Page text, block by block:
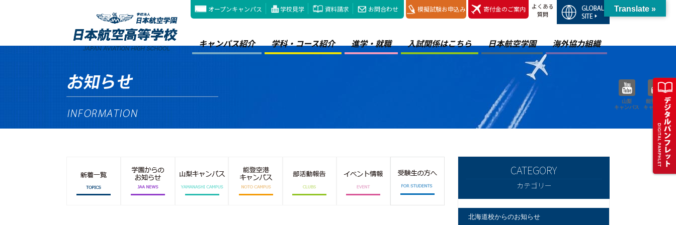
オープンキャンパス 学校見学 資料請求 お問合わせ 模擬試験お申込み 寄付金のご案内
よくある
質問
キャンパス紹介 学科・コース紹介 進学・就職 入試関係はこちら 日本航空学園 海外協力組織
山梨
キャンパス
能登空港
キャンパス
カテゴリー
北海道校からのお知らせ
Translate »